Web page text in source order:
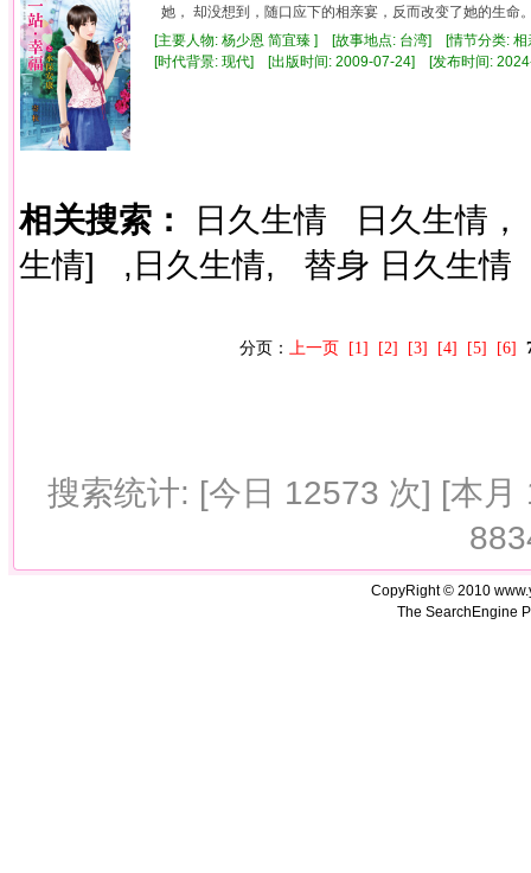
她， 却没想到，随口应下的相亲宴，反而改变了她的生命
[主要人物: 杨少恩 简宜臻 ] [故事地点: 台湾] [情节分类: 相
[时代背景: 现代] [出版时间: 2009-07-24] [发布时间:
相关搜索： 日久生情
日久生情，
生情]
,日久生情, 替身 日久生情
分页： 上一页 [1] [2] [3] [4] [5] [6]
搜索统计: [今日 12573 次] [本
CopyRight © 2010
The SearchEngine